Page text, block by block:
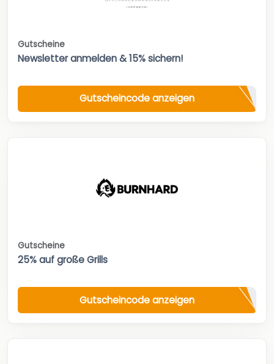
Gutscheine
Newsletter anmelden & 15% sichern!
Gutscheincode anzeigen
Gutscheine
25% auf große Grills
Gutscheincode anzeigen